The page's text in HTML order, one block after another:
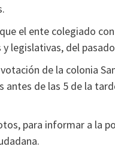
el ente colegiado
legislativas, del
de la colonia
de las 5 de la
para informar a la